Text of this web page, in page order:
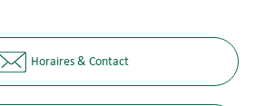
Horaires & Contact